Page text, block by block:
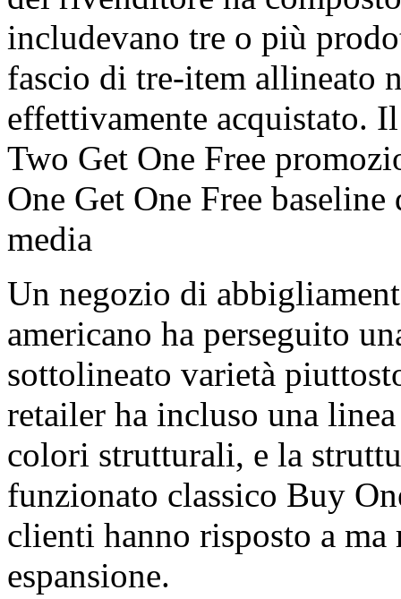
includevano tre o più
fascio di tre-item allineato
effettivamente acquistato.
Two Get One Free
One Get One Free
media
Un negozio di
americano ha perseguito
sottolineato varietà
retailer ha incluso una
colori strutturali, e la
funzionato classico Buy
clienti hanno risposto a ma
espansione.